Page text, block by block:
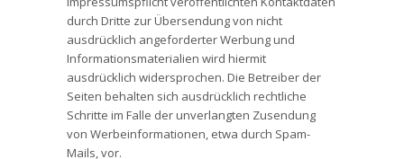
durch Dritte zur Übersendung von nicht
ausdrücklich angeforderter Werbung und
Informationsmaterialien wird hiermit
ausdrücklich widersprochen. Die Betreiber der
Seiten behalten sich ausdrücklich rechtliche
Schritte im Falle der unverlangten Zusendung
von Werbeinformationen, etwa durch Spam-
Mails, vor.